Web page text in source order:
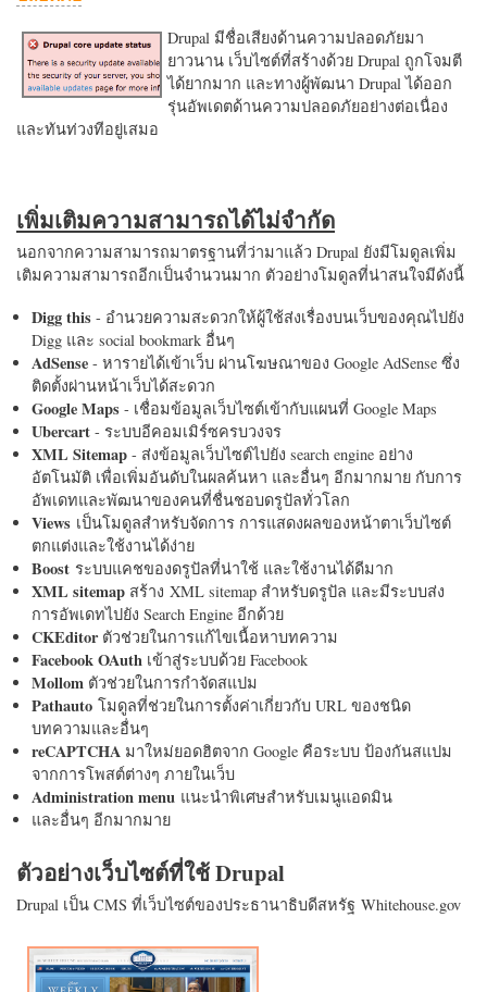
Drupal มีชื่อเสียงด้านความปลอดภัยมา
ยาวนาน เว็บไซต์ที่สร้างด้วย Drupal ถูกโจมตี
ได้ยากมาก และทางผู้พัฒนา Drupal ได้ออก
รุ่นอัพเดตด้านความปลอดภัยอย่างต่อเนื่อง
และทันท่วงทีอยู่เสมอ
เพิ่มเติมความสามารถได้ไม่จำกัด
นอกจากความสามารถมาตรฐานที่ว่ามาแล้ว Drupal ยังมีโมดูลเพิ่ม
เติมความสามารถอีกเป็นจำนวนมาก ตัวอย่างโมดูลที่น่าสนใจมีดังนี้
Digg this - อำนวยความสะดวกให้ผู้ใช้ส่งเรื่องบนเว็บของคุณไปยัง
Digg และ social bookmark อื่นๆ
AdSense - หารายได้เข้าเว็บ ผ่านโฆษณาของ Google AdSense ซึ่ง
ติดตั้งผ่านหน้าเว็บได้สะดวก
Google Maps - เชื่อมข้อมูลเว็บไซต์เข้ากับแผนที่ Google Maps
Ubercart - ระบบอีคอมเมิร์ซครบวงจร
XML Sitemap - ส่งข้อมูลเว็บไซต์ไปยัง search engine อย่าง
อัตโนมัติ เพื่อเพิ่มอันดับในผลค้นหา และอื่นๆ อีกมากมาย กับการ
อัพเดทและพัฒนาของคนที่ชื่นชอบดรูปัลทั่วโลก
Views เป็นโมดูลสำหรับจัดการ การแสดงผลของหน้าตาเว็บไซต์
ตกแต่งและใช้งานได้ง่าย
Boost ระบบแคชของดรูปัลที่น่าใช้ และใช้งานได้ดีมาก
XML sitemap สร้าง XML sitemap สำหรับดรูปัล และมีระบบส่ง
การอัพเดทไปยัง Search Engine อีกด้วย
CKEditorตัวช่วยในการแก้ไขเนื้อหาบทความ
Facebook OAuth เข้าสู่ระบบด้วย Facebook
Mollom ตัวช่วยในการกำจัดสแปม
Pathauto โมดูลที่ช่วยในการตั้งค่าเกี่ยวกับ URL ของชนิด
บทความและอื่นๆ
reCAPTCHA มาใหม่ยอดฮิตจาก Google คือระบบ ป้องกันสแปม
จากการโพสต์ต่างๆ ภายในเว็บ
Administration menu แนะนำพิเศษสำหรับเมนูแอดมิน
และอื่นๆ อีกมากมาย
ตัวอย่างเว็บไซต์ที่ใช้ Drupal
Drupal เป็น CMS ที่เว็บไซต์ของประธานาธิบดีสหรัฐ Whitehouse.gov